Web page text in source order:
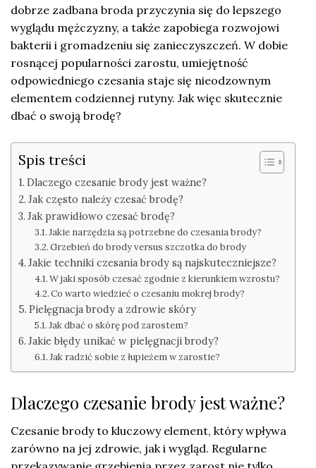
dobrze zadbana broda przyczynia się do lepszego
wyglądu mężczyzny, a także zapobiega rozwojowi
bakterii i gromadzeniu się zanieczyszczeń. W dobie
rosnącej popularności zarostu, umiejętność
odpowiedniego czesania staje się nieodzownym
elementem codziennej rutyny. Jak więc skutecznie
dbać o swoją brodę?
Spis treści
Dlaczego czesanie brody jest ważne?
Jak często należy czesać brodę?
Jak prawidłowo czesać brodę?
Jakie narzędzia są potrzebne do czesania brody?
Grzebień do brody versus szczotka do brody
Jakie techniki czesania brody są najskuteczniejsze?
W jaki sposób czesać zgodnie z kierunkiem wzrostu?
Co warto wiedzieć o czesaniu mokrej brody?
Pielęgnacja brody a zdrowie skóry
Jak dbać o skórę pod zarostem?
Jakie błędy unikać w pielęgnacji brody?
Jak radzić sobie z łupieżem w zarostie?
Dlaczego czesanie brody jest ważne?
Czesanie brody to kluczowy element, który wpływa
zarówno na jej zdrowie, jak i wygląd. Regularne